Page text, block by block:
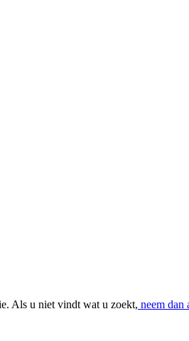
Als u niet vindt wat u zoekt, neem dan